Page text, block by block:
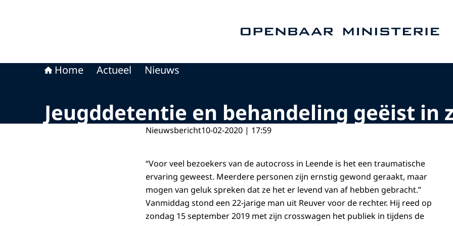
Home Actueel Nieuws
Jeugddetentie en behandeling geëist in
Nieuwsbericht10-02-2020 | 17:59
“Voor veel bezoekers van de autocross in Leende is het een traumatische
ervaring geweest. Meerdere personen zijn ernstig gewond geraakt, maar
mogen van geluk spreken dat ze het er levend van af hebben gebracht.”
Vanmiddag stond een 22-jarige man uit Reuver voor de rechter. Hij reed op
zondag 15 september 2019 met zijn crosswagen het publiek in tijdens de